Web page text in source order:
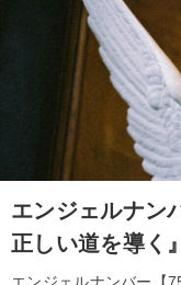
エンジェルナン
正しい道を導く
エンジェルナンバー【